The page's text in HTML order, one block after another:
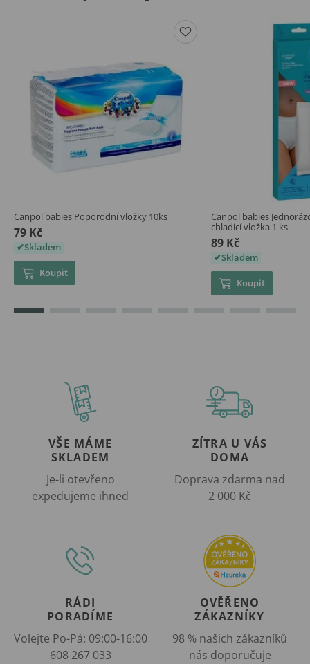
Canpol babies Poporodní vložky 10ks
79 Kč
Skladem
Koupit
Canpol babies
chladicí vložka 1 ks
89 Kč
Skladem
Koupit
VŠE MÁME
SKLADEM
Je-li otevřeno
expedujeme ihned
ZÍTRA U VÁS
DOMA
Doprava zdarma nad
2 000 Kč
RÁDI
PORADÍME
Volejte Po-Pá: 09:00-16:00
608 267 033
OVĚŘENO
ZÁKAZNÍKY
98 % našich zákazníků
nás doporučuje